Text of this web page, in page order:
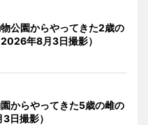
公園からやってきた2歳の
年8月3日撮影）
からやってきた5歳の雌の
日撮影）